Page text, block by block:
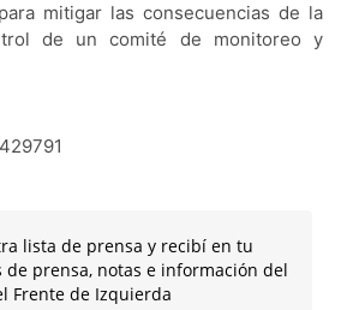
mitigar las consecuencias de la
de un comité de monitoreo y
lista de prensa y recibí en tu
de prensa, notas e información del
Frente de Izquierda